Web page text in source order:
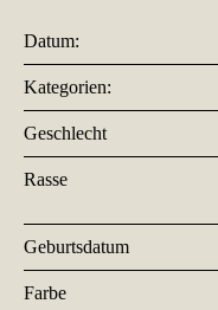
Datum:
Kategorien:
Geschlecht
Rasse
Geburtsdatum
Farbe